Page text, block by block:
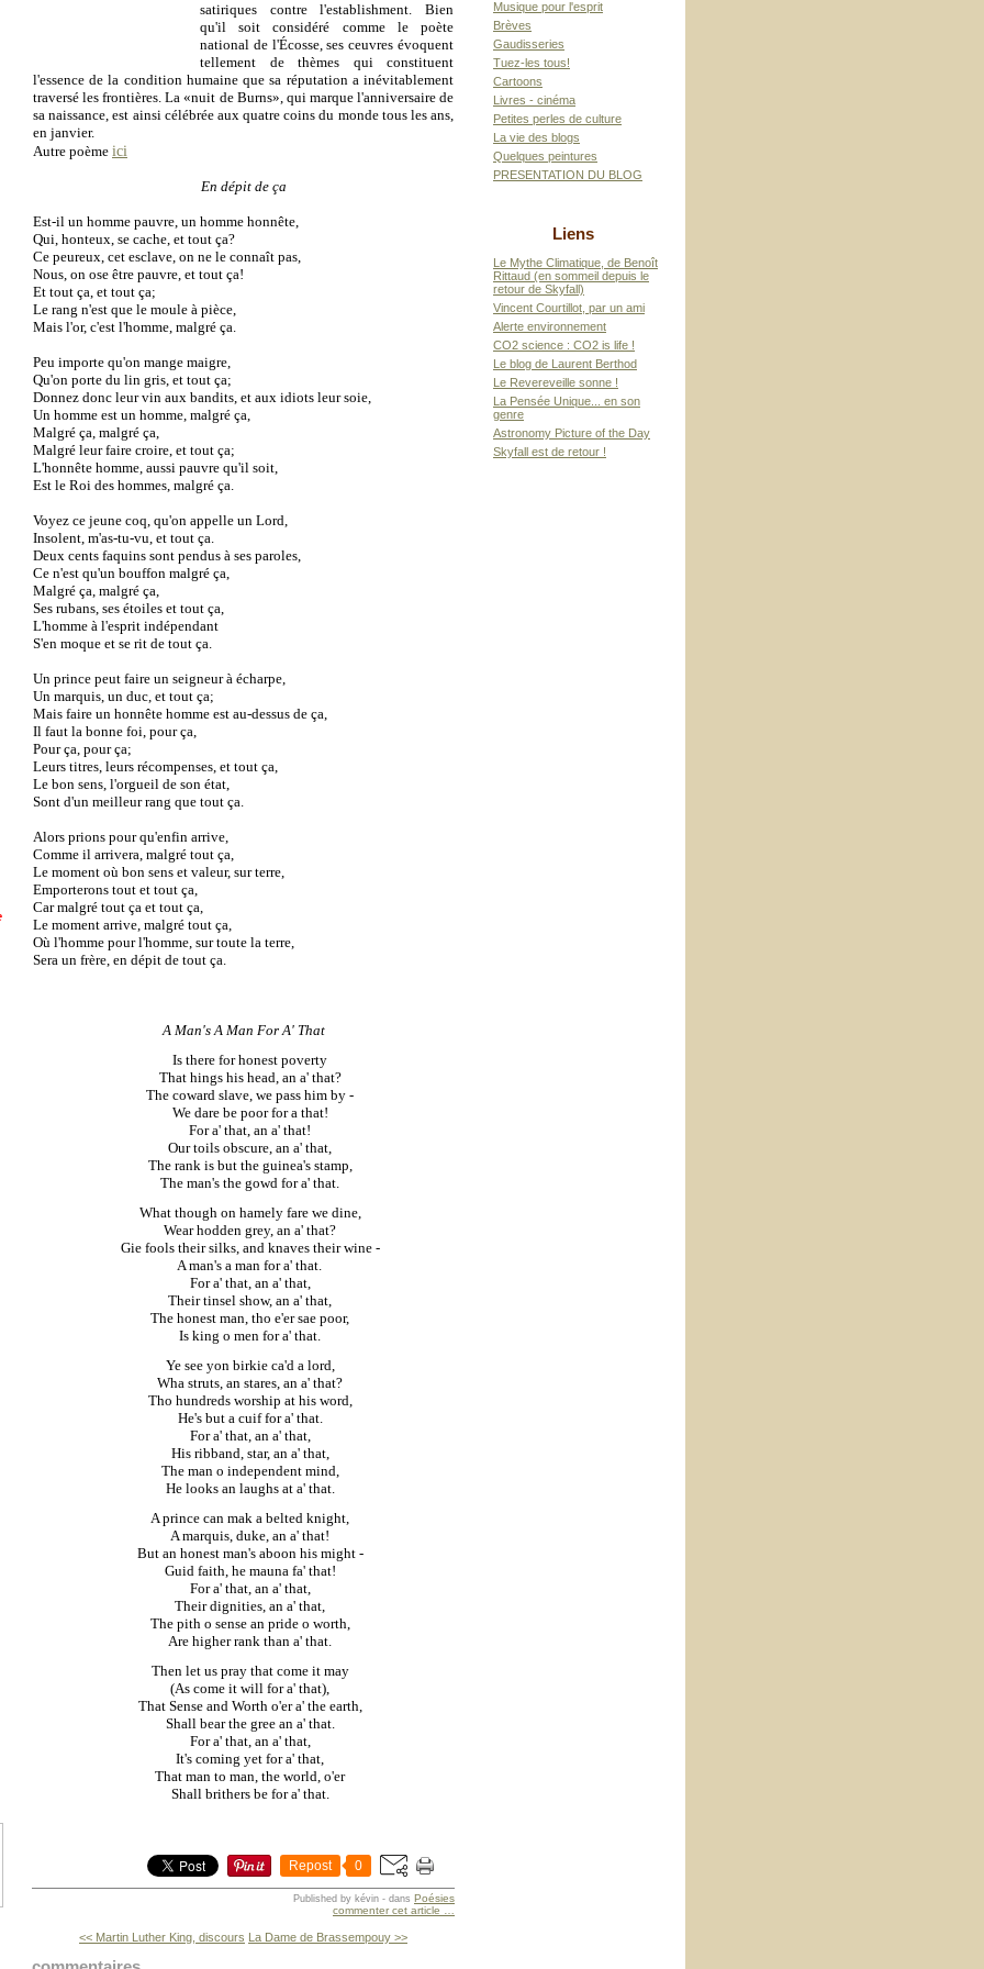
satiriques contre l'establishment. Bien
qu'il soit considéré comme le poète
national de l'Écosse, ses ceuvres évoquent
tellement de thèmes qui constituent
l'essence de la condition humaine que sa réputation a inévitablement
traversé les frontières. La «nuit de Burns», qui marque l'anniversaire de
sa naissance, est ainsi célébrée aux quatre coins du monde tous les ans,
en janvier.
Autre poème ici
En dépit de ça
Est-il un homme pauvre, un homme honnête,
Qui, honteux, se cache, et tout ça?
Ce peureux, cet esclave, on ne le connaît pas,
Nous, on ose être pauvre, et tout ça!
Et tout ça, et tout ça;
Le rang n'est que le moule à pièce,
Mais l'or, c'est l'homme, malgré ça.
Peu importe qu'on mange maigre,
Qu'on porte du lin gris, et tout ça;
Donnez donc leur vin aux bandits, et aux idiots leur soie,
Un homme est un homme, malgré ça,
Malgré ça, malgré ça,
Malgré leur faire croire, et tout ça;
L'honnête homme, aussi pauvre qu'il soit,
Est le Roi des hommes, malgré ça.
Voyez ce jeune coq, qu'on appelle un Lord,
Insolent, m'as-tu-vu, et tout ça.
Deux cents faquins sont pendus à ses paroles,
Ce n'est qu'un bouffon malgré ça,
Malgré ça, malgré ça,
Ses rubans, ses étoiles et tout ça,
L'homme à l'esprit indépendant
S'en moque et se rit de tout ça.
Un prince peut faire un seigneur à écharpe,
Un marquis, un duc, et tout ça;
Mais faire un honnête homme est au-dessus de ça,
Il faut la bonne foi, pour ça,
Pour ça, pour ça;
Leurs titres, leurs récompenses, et tout ça,
Le bon sens, l'orgueil de son état,
Sont d'un meilleur rang que tout ça.
Alors prions pour qu'enfin arrive,
Comme il arrivera, malgré tout ça,
Le moment où bon sens et valeur, sur terre,
Emporterons tout et tout ça,
Car malgré tout ça et tout ça,
Le moment arrive, malgré tout ça,
Où l'homme pour l'homme, sur toute la terre,
Sera un frère, en dépit de tout ça.
A Man's A Man For A' That
Is there for honest poverty
That hings his head, an a' that?
The coward slave, we pass him by -
We dare be poor for a that!
For a' that, an a' that!
Our toils obscure, an a' that,
The rank is but the guinea's stamp,
The man's the gowd for a' that.
What though on hamely fare we dine,
Wear hodden grey, an a' that?
Gie fools their silks, and knaves their wine -
A man's a man for a' that.
For a' that, an a' that,
Their tinsel show, an a' that,
The honest man, tho e'er sae poor,
Is king o men for a' that.
Ye see yon birkie ca'd a lord,
Wha struts, an stares, an a' that?
Tho hundreds worship at his word,
He's but a cuif for a' that.
For a' that, an a' that,
His ribband, star, an a' that,
The man o independent mind,
He looks an laughs at a' that.
A prince can mak a belted knight,
A marquis, duke, an a' that!
But an honest man's aboon his might -
Guid faith, he mauna fa' that!
For a' that, an a' that,
Their dignities, an a' that,
The pith o sense an pride o worth,
Are higher rank than a' that.
Then let us pray that come it may
(As come it will for a' that),
That Sense and Worth o'er a' the earth,
Shall bear the gree an a' that.
For a' that, an a' that,
It's coming yet for a' that,
That man to man, the world, o'er
Shall brithers be for a' that.
Repost 0
Published by kévin - dans Poésies
commenter cet article
<< Martin Luther King, discours La Dame de Brassempouy >>
Musique pour l'esprit
Brèves
Gaudisseries
Tuez-les tous!
Cartoons
Livres - cinéma
Petites perles de culture
La vie des blogs
Quelques peintures
PRESENTATION DU BLOG
Liens
Le Mythe Climatique, de Benoît
Rittaud (en sommeil depuis le
retour de Skyfall)
Vincent Courtillot, par un ami
Alerte environnement
CO2 science : CO2 is life !
Le blog de Laurent Berthod
Le Revereveille sonne !
La Pensée Unique... en son
genre
Astronomy Picture of the Day
Skyfall est de retour !